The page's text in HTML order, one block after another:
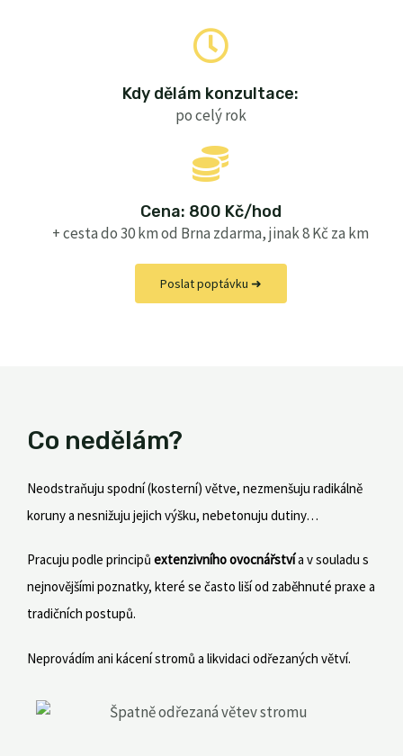
Kdy dělám konzultace:
po celý rok
Cena: 800 Kč/hod
+ cesta do 30 km od Brna zdarma, jinak 8 Kč za km
Poslat poptávku ➜
Co nedělám?
Neodstraňuju spodní (kosterní) větve, nezmenšuju radikálně
koruny a nesnižuju jejich výšku, nebetonuju dutiny…
Pracuju podle principů extenzivního ovocnářstvía v souladu s
nejnovějšími poznatky, které se často liší od zaběhnuté praxe a
tradičních postupů.
Neprovádím ani kácení stromů a likvidaci odřezaných větví.